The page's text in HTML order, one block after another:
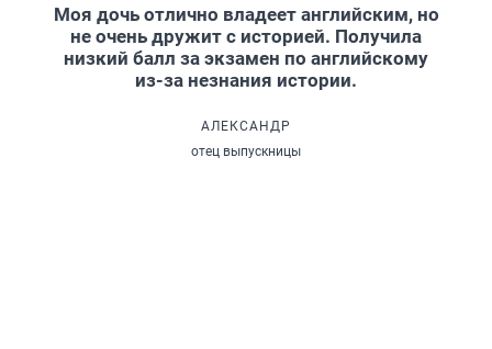
Моя дочь отлично владеет английским, но
не очень дружит с историей. Получила
низкий балл за экзамен по английскому
из-за незнания истории.
АЛЕКСАНДР
отец выпускницы